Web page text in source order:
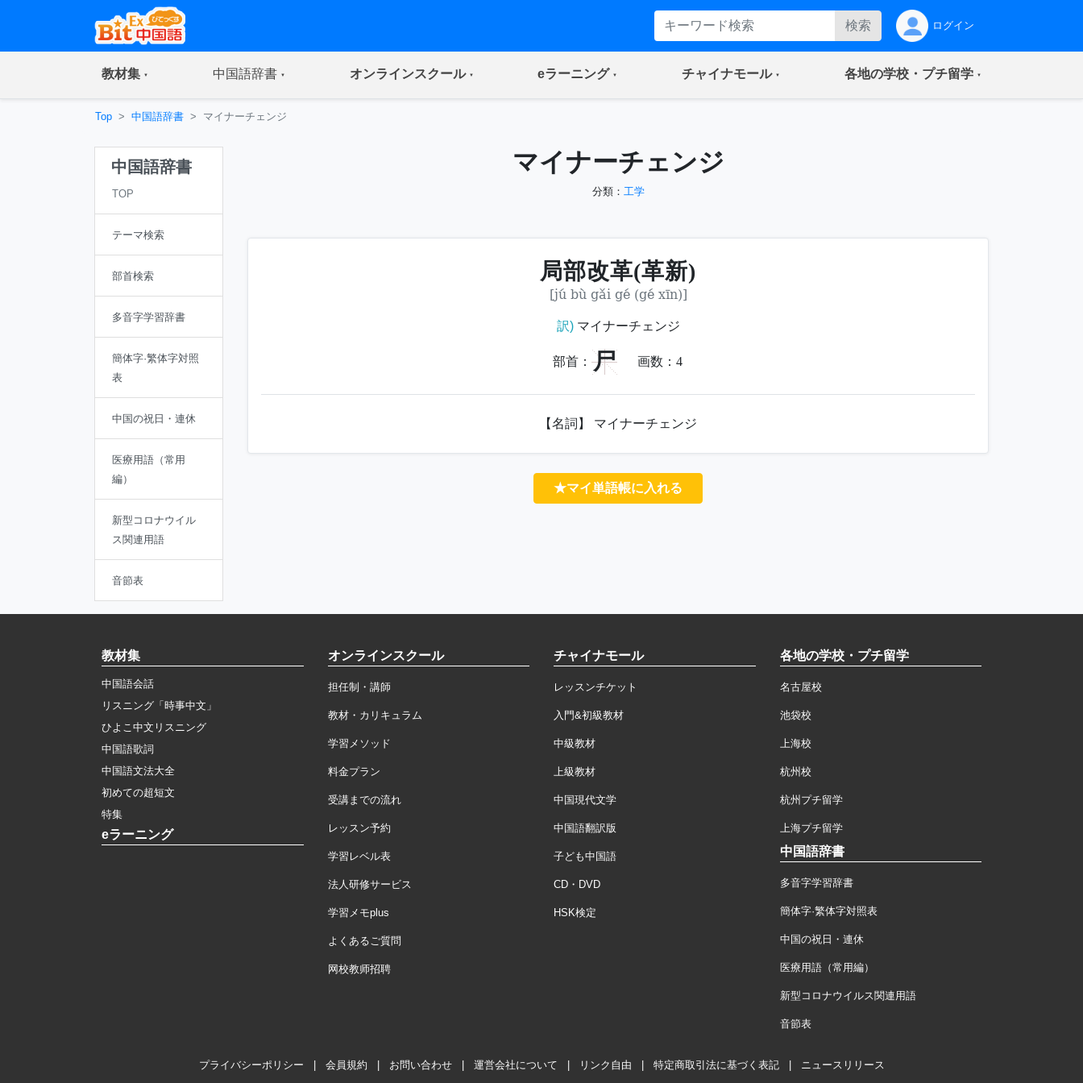
検索 ログイン
教材集(current) 中国語辞書(current) オンラインスクール(current) eラーニング(current) チャイナモール(current) 各地の学校・プチ留学(current)
Top 中国語辞書 マイナーチェンジ
中国語辞書
TOP
テーマ検索
部首検索
多音字学習辞書
簡体字·繁体字対照
表
中国の祝日・連休
医療用語（常用
編）
新型コロナウイル
ス関連用語
音節表
マイナーチェンジ
分類： 工学
局部改革(革新)
[jú bù gǎi gé (gé xīn)]
訳)マイナーチェンジ
部首： 尸 画数： 4
【名詞】 マイナーチェンジ
★マイ単語帳に入れる
教材集
中国語会話
リスニング「時事中文」
ひよこ中文リスニング
中国語歌詞
中国語文法大全
初めての超短文
特集
eラーニング
オンラインスクール
担任制・講師
教材・カリキュラム
学習メソッド
料金プラン
受講までの流れ
レッスン予約
学習レベル表
法人研修サービス
学習メモplus
よくあるご質問
网校教师招聘
チャイナモール
レッスンチケット
入門&初級教材
中級教材
上級教材
中国現代文学
中国語翻訳版
子ども中国語
CD・DVD
HSK検定
各地の学校・プチ留学
名古屋校
池袋校
上海校
杭州校
杭州プチ留学
上海プチ留学
中国語辞書
多音字学習辞書
簡体字·繁体字対照表
中国の祝日・連休
医療用語（常用編）
新型コロナウイルス関連用語
音節表
プライバシーポリシー 会員規約 お問い合わせ 運営会社について リンク自由 特定商取引法に基づく表記 ニュースリリース